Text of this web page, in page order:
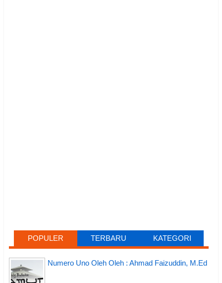
POPULER TERBARU KATEGORI
Numero Uno Oleh Oleh : Ahmad Faizuddin, M.Ed